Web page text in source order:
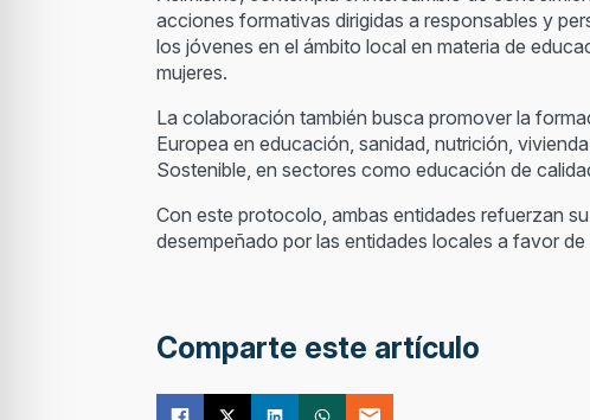
acciones formativas dirigidas a responsables y
los jóvenes en el ámbito local en materia de
mujeres.
La colaboración también busca promover la
Europea en educación, sanidad, nutrición,
Sostenible, en sectores como educación de
Con este protocolo, ambas entidades refuerzan
desempeñado por las entidades locales a favor
Comparte este artículo